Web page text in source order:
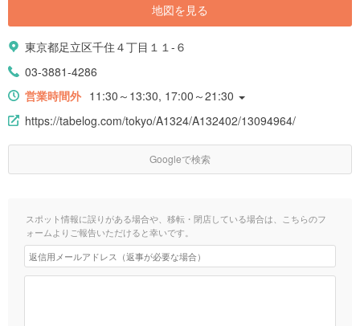
地図を見る
東京都足立区千住４丁目１１-６
03-3881-4286
営業時間外 11:30～13:30, 17:00～21:30
https://tabelog.com/tokyo/A1324/A132402/13094964/
Googleで検索
スポット情報に誤りがある場合や、移転・閉店している場合は、こちらのフ
ォームよりご報告いただけると幸いです。